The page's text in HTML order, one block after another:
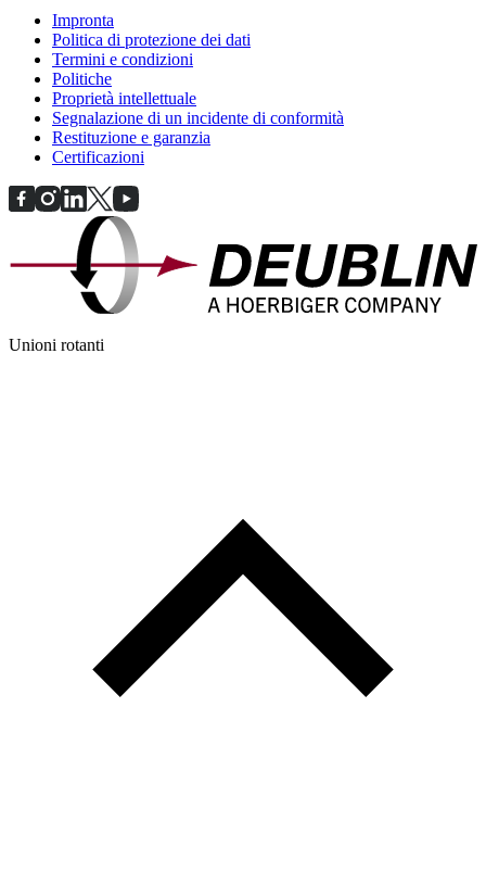
Impronta
Politica di protezione dei dati
Termini e condizioni
Politiche
Proprietà intellettuale
Segnalazione di un incidente di conformità
Restituzione e garanzia
Certificazioni
Unioni rotanti